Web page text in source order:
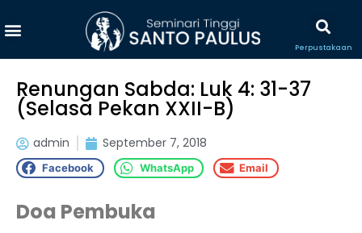
Perpustakaan
Renungan Sabda: Luk 4: 31-37
(Selasa Pekan XXII-B)
admin September 7, 2018
Facebook WhatsApp Email
Doa Pembuka